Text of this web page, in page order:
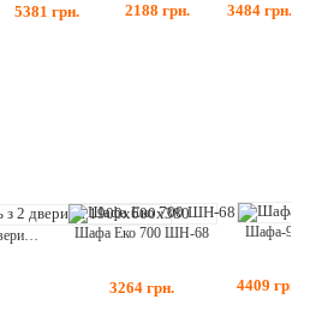
5381 грн. 2188 грн. 3484 грн.
Шафа Еко 700 ШН-68
3264 грн.
Шафа-9
4409 грн.